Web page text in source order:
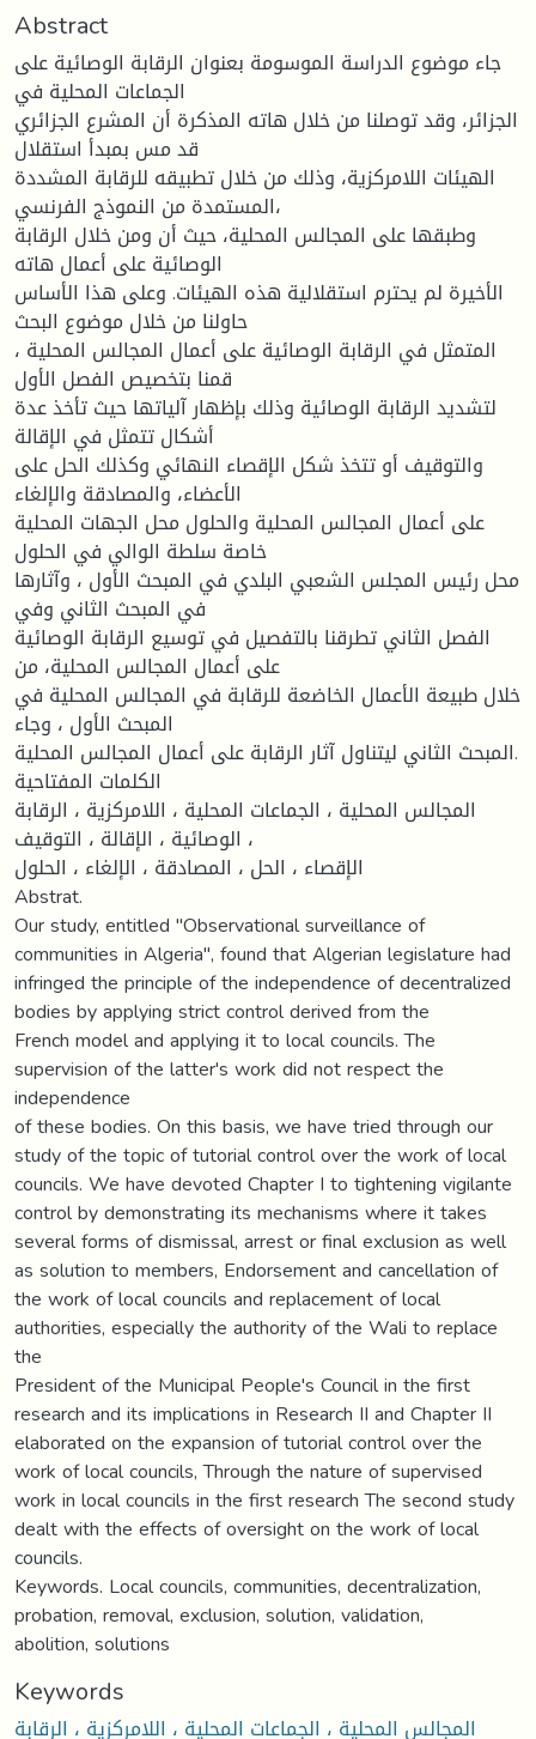
Abstract
جاء موضوع الدراسة الموسومة بعنوان الرقابة الوصائية على
الجماعات المحلية في
الجزائر، وقد توصلنا من خلال هاته المذكرة أن المشرع الجزائري
قد مس بمبدأ استقلال
الهيئات اللامركزية، وذلك من خلال تطبيقه للرقابة المشددة
المستمدة من النموذج الفرنسي،
وطبقها على المجالس المحلية، حيث أن ومن خلال الرقابة
الوصائية على أعمال هاته
الأخيرة لم يحترم استقلالية هذه الهيئات. وعلى هذا الأساس
حاولنا من خلال موضوع البحث
المتمثل في الرقابة الوصائية على أعمال المجالس المحلية ،
قمنا بتخصيص الفصل الأول
لتشديد الرقابة الوصائية وذلك بإظهار آلياتها حيث تأخذ عدة
أشكال تتمثل في الإقالة
والتوقيف أو تتخذ شكل الإقصاء النهائي وكذلك الحل على
الأعضاء، والمصادقة والإلغاء
على أعمال المجالس المحلية والحلول محل الجهات المحلية
خاصة سلطة الوالي في الحلول
محل رئيس المجلس الشعبي البلدي في المبحث الأول ، وآثارها
في المبحث الثاني وفي
الفصل الثاني تطرقنا بالتفصيل في توسيع الرقابة الوصائية
على أعمال المجالس المحلية، من
خلال طبيعة الأعمال الخاضعة للرقابة في المجالس المحلية في
المبحث الأول ، وجاء
المبحث الثاني ليتناول آثار الرقابة على أعمال المجالس المحلية.
الكلمات المفتاحية
المجالس المحلية ، الجماعات المحلية ، اللامركزية ، الرقابة
الوصائية ، الإقالة ، التوقيف ،
الإقصاء ، الحل ، المصادقة ، الإلغاء ، الحلول
Abstrat.
Our study, entitled "Observational surveillance of
communities in Algeria", found that Algerian legislature had
infringed the principle of the independence of decentralized
bodies by applying strict control derived from the
French model and applying it to local councils. The
supervision of the latter's work did not respect the
independence
of these bodies. On this basis, we have tried through our
study of the topic of tutorial control over the work of local
councils. We have devoted Chapter I to tightening vigilante
control by demonstrating its mechanisms where it takes
several forms of dismissal, arrest or final exclusion as well
as solution to members, Endorsement and cancellation of
the work of local councils and replacement of local
authorities, especially the authority of the Wali to replace
the
President of the Municipal People's Council in the first
research and its implications in Research II and Chapter II
elaborated on the expansion of tutorial control over the
work of local councils, Through the nature of supervised
work in local councils in the first research The second study
dealt with the effects of oversight on the work of local
councils.
Keywords. Local councils, communities, decentralization,
probation, removal, exclusion, solution, validation,
abolition, solutions
Keywords
المجالس المحلية ، الجماعات المحلية ، اللامركزية ، الرقابة